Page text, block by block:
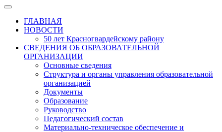
ГЛАВНАЯ
НОВОСТИ
50 лет Красногвардейскому району
СВЕДЕНИЯ ОБ ОБРАЗОВАТЕЛЬНОЙ
ОРГАНИЗАЦИИ
Основные сведения
Структура и органы управления образовательной
организацией
Документы
Образование
Руководство
Педагогический состав
Материально-техническое обеспечение и